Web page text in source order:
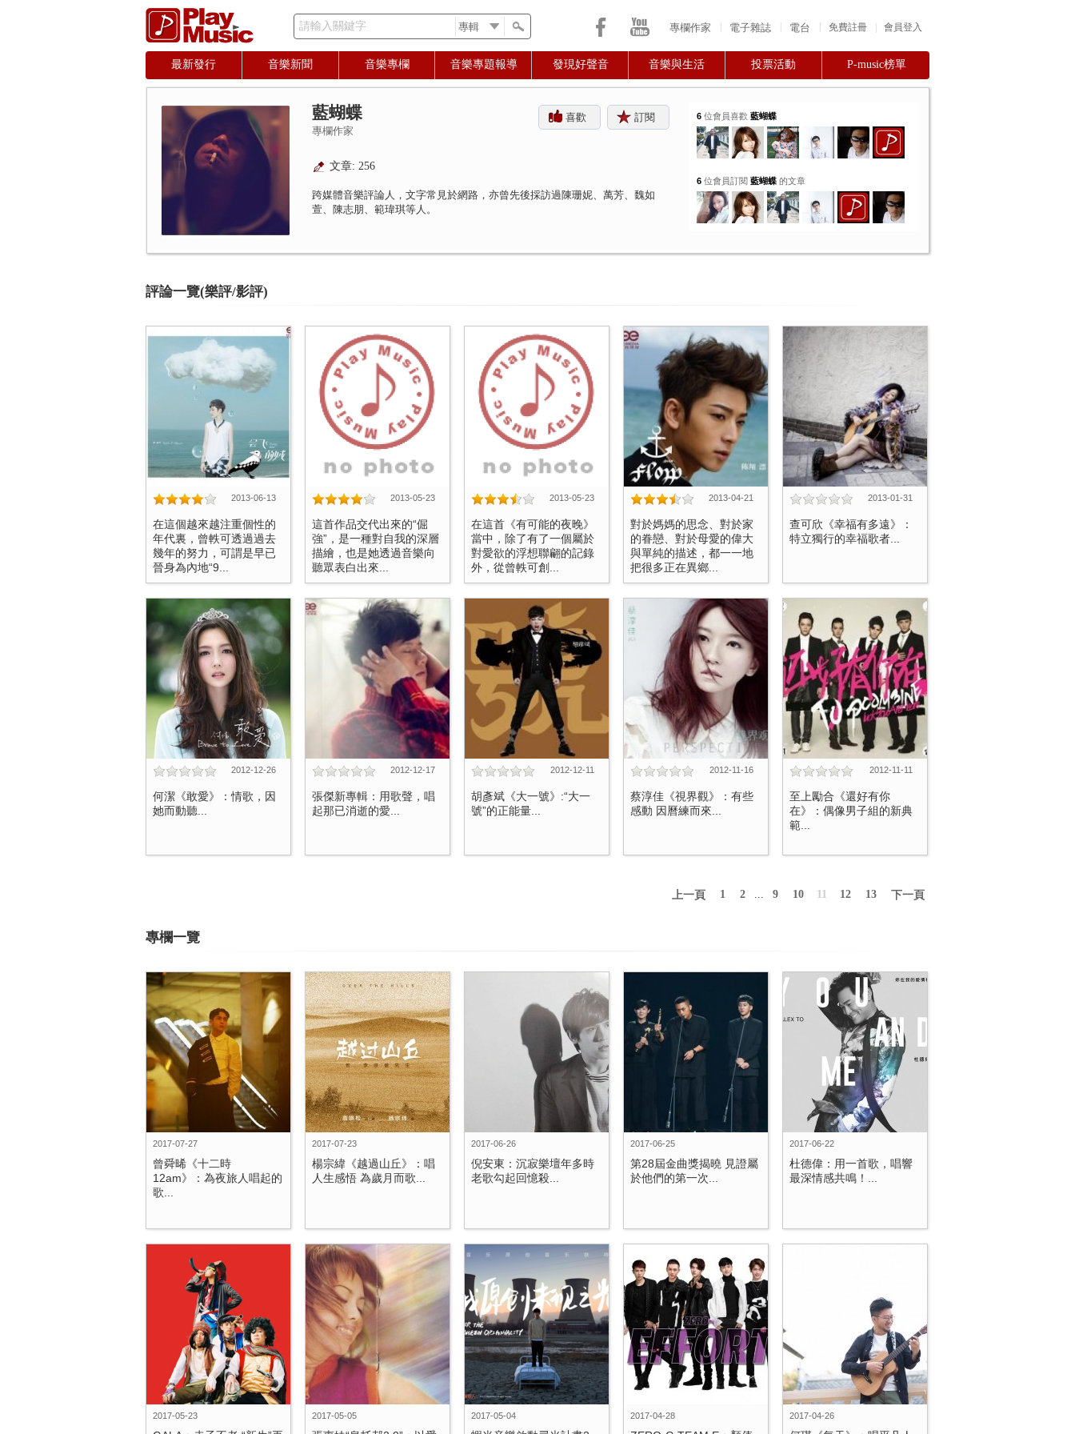
請輸入關鍵字 會員登入
免費註冊
專欄作家 電子雜誌 電台
最新發行 音樂新聞 音樂專欄 音樂專題報導 發現好聲音 音樂與生活 投票活動 P-music榜單
藍蝴蝶 喜歡
訂閱
專欄作家
文章: 256
跨媒體音樂評論人，文字常見於網路，亦曾先後採訪過陳珊妮、萬芳、魏如
萱、陳志朋、範瑋琪等人。
6位會員喜歡 藍蝴蝶
6位會員訂閱 藍蝴蝶的文章
評論一覽(樂評/影評)
2013-06-13
在這個越來越注重個性的
年代裏，曾軼可透過過去
幾年的努力，可謂是早已
晉身為內地“9...
2013-05-23
這首作品交代出來的“倔
強”，是一種對自我的深層
描繪，也是她透過音樂向
聽眾表白出來...
2013-05-23
在這首《有可能的夜晚》
當中，除了有了一個屬於
對愛欲的浮想聯翩的記錄
外，從曾軼可創...
2013-04-21
對於媽媽的思念、對於家
的眷戀、對於母愛的偉大
與單純的描述，都一一地
把很多正在異鄉...
2013-01-31
查可欣《幸福有多遠》：
特立獨行的幸福歌者...
2012-12-26
何潔《敢愛》：情歌，因
她而動聽...
2012-12-17
張傑新專輯：用歌聲，唱
起那已消逝的愛...
2012-12-11
胡彥斌《大一號》:“大一
號”的正能量...
2012-11-16
蔡淳佳《視界觀》：有些
感動 因曆練而來...
2012-11-11
至上勵合《還好有你
在》：偶像男子組的新典
範...
上一頁 1 2 ... 9 10 11 12 13 下一頁
專欄一覽
2017-07-27
曾舜晞《十二時
12am》：為夜旅人唱起的
歌...
2017-07-23
楊宗緯《越過山丘》：唱
人生感悟 為歲月而歌...
2017-06-26
倪安東：沉寂樂壇年多時
老歌勾起回憶殺...
2017-06-25
第28屆金曲獎揭曉 見證屬
於他們的第一次...
2017-06-22
杜德偉：用一首歌，唱響
最深情感共鳴！...
2017-05-23 2017-05-05 2017-05-04 2017-04-28 2017-04-26